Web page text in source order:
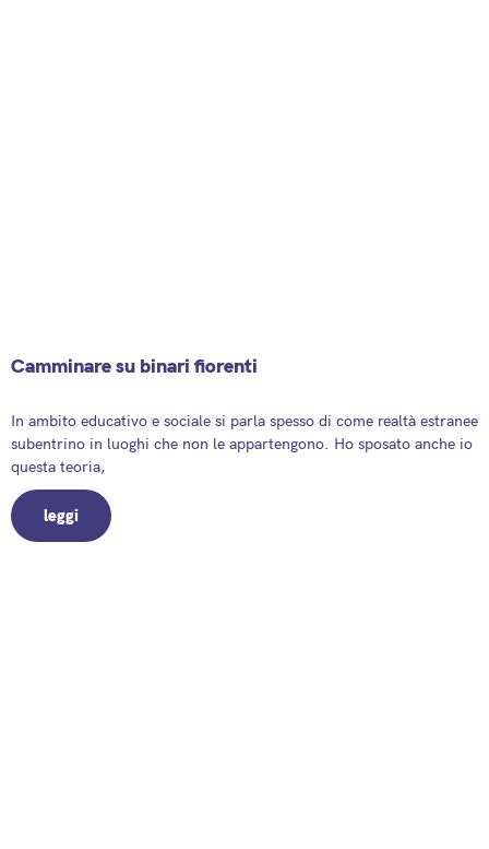
Camminare su binari fiorenti
In ambito educativo e sociale si parla spesso di come realtà estranee
subentrino in luoghi che non le appartengono. Ho sposato anche io
questa teoria,
leggi